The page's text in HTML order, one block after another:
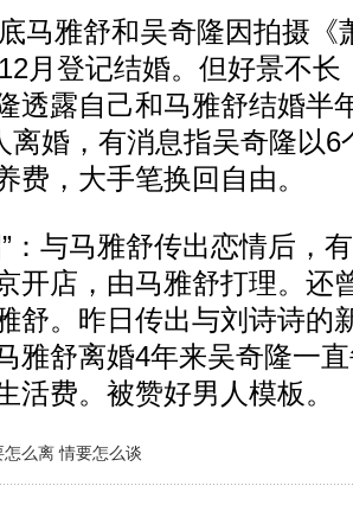
雅舒和吴奇隆因拍摄《
月登记结婚。但好景不长
透露自己和马雅舒结婚半
离婚，有消息指吴奇隆以6
费，大手笔换回自由。
与马雅舒传出恋情后，
开店，由马雅舒打理。还
舒。昨日传出与刘诗诗的
雅舒离婚4年来吴奇隆一
活费。被赞好男人模板。
么离 情要怎么谈